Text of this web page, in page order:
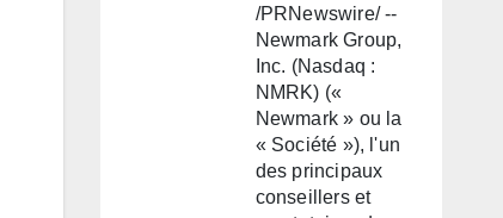
/PRNewswire/ --
Newmark Group,
Inc. (Nasdaq :
NMRK) («
Newmark » ou la
« Société »), l'un
des principaux
conseillers et